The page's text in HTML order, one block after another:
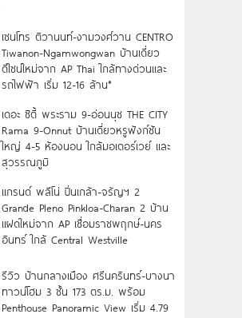
เซนโทร ติวานนท์-งามวงศ์วาน CENTRO
Tiwanon-Ngamwongwan บ้านเดี่ยว
ดีไซน์ใหม่จาก AP Thai ใกล้ทางด่วนและ
รถไฟฟ้า เริ่ม 12-16 ล้าน*
เดอะ ซิตี้ พระราม 9-อ่อนนุช THE CITY
Rama 9-Onnut บ้านเดี่ยวหรูฟังก์ชัน
ใหญ่ 4-5 ห้องนอน ใกล้มอเตอร์เวย์ และ
สุวรรณภูมิ
แกรนด์ พลีโน่ ปิ่นเกล้า-จรัญฯ 2
Grande Pleno Pinkloa-Charan 2 บ้าน
แฝดใหม่จาก AP เชื่อมราชพฤกษ์-นคร
อินทร์ ใกล้ Central Westville
รีวิว บ้านกลางเมือง ศรีนครินทร์-บางนา
ทาวน์โฮม 3 ชั้น 173 ตร.ม. พร้อม
Penthouse Panoramic View เริ่ม 4.79